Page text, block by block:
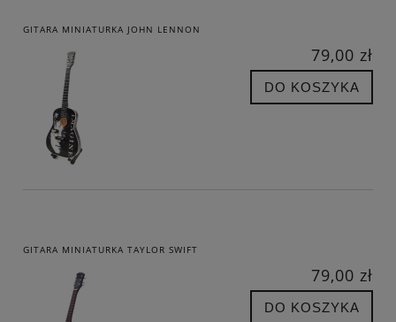
GITARA MINIATURKA JOHN LENNON
79,00 zł
DO KOSZYKA
GITARA MINIATURKA TAYLOR SWIFT
79,00 zł
DO KOSZYKA